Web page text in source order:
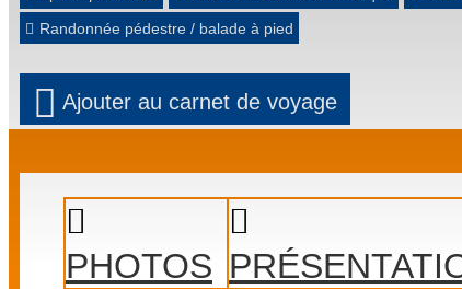
Randonnée pédestre / balade à pied
Ajouter au carnet de voyage
PHOTOS